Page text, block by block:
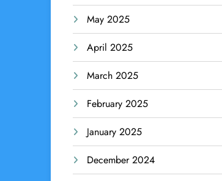
May 2025
April 2025
March 2025
February 2025
January 2025
December 2024